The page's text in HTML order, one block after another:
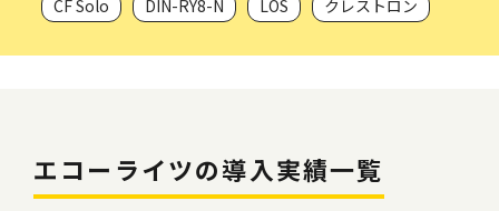
CF Solo
DIN-RY8-N LOS クレストロン
エコーライツの導入実績一覧